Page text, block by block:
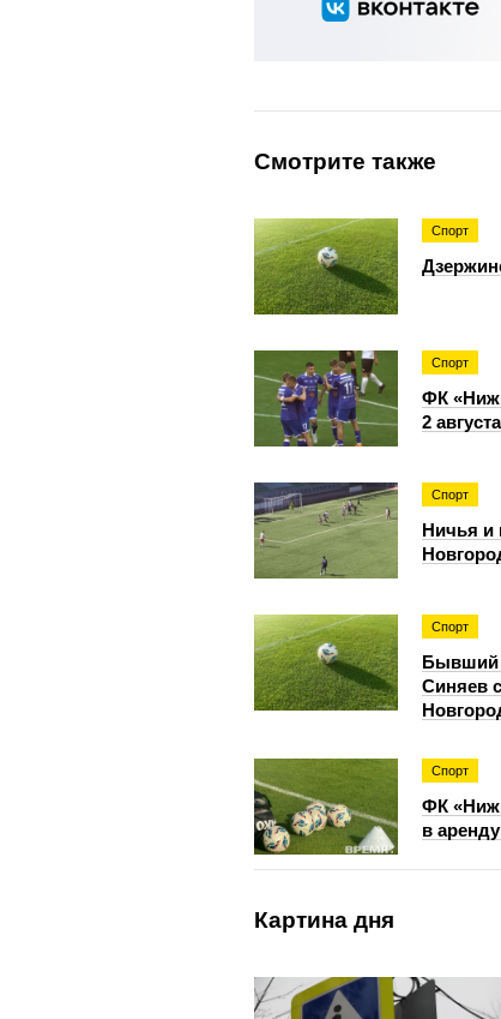
Смотрите также
Спорт
Спорт
ФК
2 августа
Спорт
Ничья и
Спорт
Бывший
Синяев
Спорт
ФК
в
Картина дня